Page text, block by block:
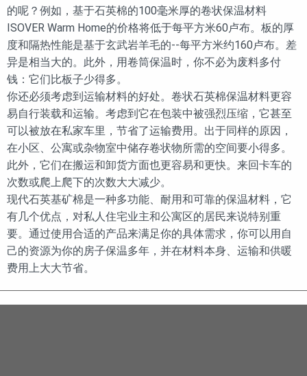
的呢？例如，基于石英棉的100毫米厚的卷状保温材料
ISOVER Warm Home的价格将低于每平方米60卢布。板的厚
度和隔热性能是基于玄武岩羊毛的--每平方米约160卢布。差
异是相当大的。此外，用卷筒保温时，你不必为废料多付
钱：它们比板子少得多。
你还必须考虑到运输材料的好处。卷状石英棉保温材料更容
易自行装载和运输。考虑到它在包装中被强烈压缩，它甚至
可以被放在私家车里，节省了运输费用。出于同样的原因，
在小区、公寓或杂物室中储存卷状物所需的空间要小得多。
此外，它们在搬运和卸货方面也更容易和更快。来回卡车的
次数或爬上爬下的次数大大减少。
现代石英基矿棉是一种多功能、耐用和可靠的保温材料，它
有几个优点，对私人住宅业主和公寓区的居民来说特别重
要。通过使用合适的产品来满足你的具体需求，你可以用自
己的资源为你的房子保温多年，并在材料本身、运输和供暖
费用上大大节省。